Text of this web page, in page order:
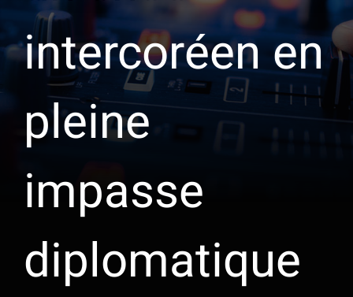
intercoréen en
pleine
impasse
diplomatique